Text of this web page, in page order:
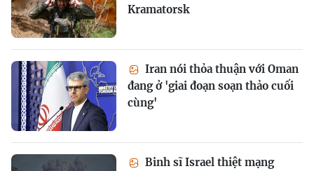
Kramatorsk
Iran nói thỏa thuận với Oman
đang ở 'giai đoạn soạn thảo cuối
cùng'
Binh sĩ Israel thiệt mạng